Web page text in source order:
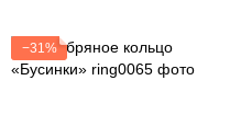
−31%